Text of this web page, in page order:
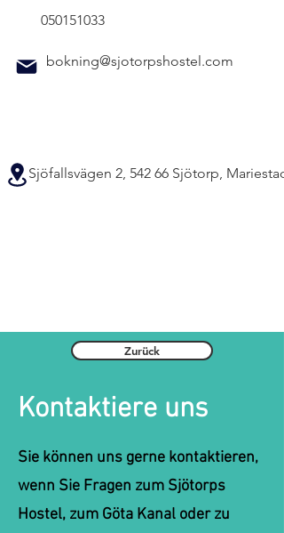
050151033
bokning@sjotorpshostel.com
Sjöfallsvägen 2, 542 66 Sjötorp, Mariestad
Zurück
Kontaktiere uns
Sie können uns gerne kontaktieren,
wenn Sie Fragen zum Sjötorps
Hostel, zum Göta Kanal oder zu